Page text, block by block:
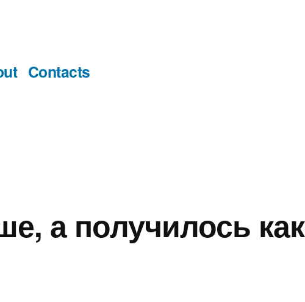
Contacts
а получилось как